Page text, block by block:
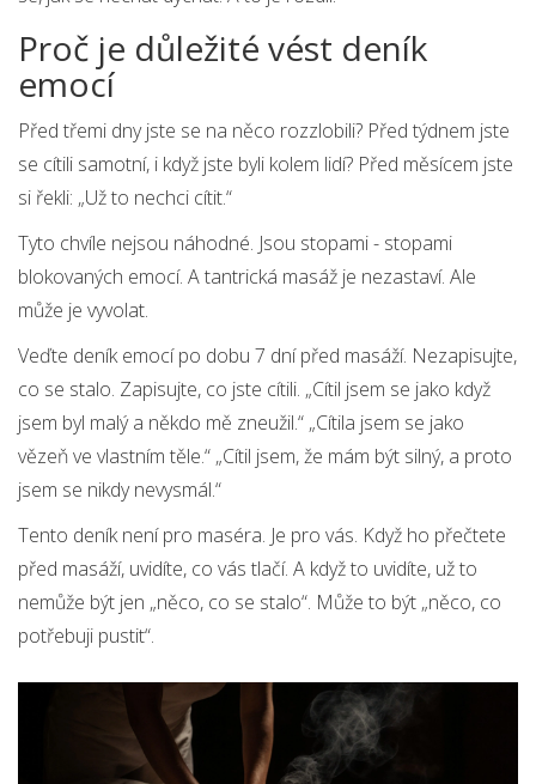
Proč je důležité vést deník
emocí
Před třemi dny jste se na něco rozzlobili? Před týdnem jste
se cítili samotní, i když jste byli kolem lidí? Před měsícem jste
si řekli: „Už to nechci cítit.“
Tyto chvíle nejsou náhodné. Jsou stopami - stopami
blokovaných emocí. A tantrická masáž je nezastaví. Ale
může je vyvolat.
Veďte deník emocí po dobu 7 dní před masáží. Nezapisujte,
co se stalo. Zapisujte, co jste cítili. „Cítil jsem se jako když
jsem byl malý a někdo mě zneužil.“ „Cítila jsem se jako
vězeň ve vlastním těle.“ „Cítil jsem, že mám být silný, a proto
jsem se nikdy nevysmál.“
Tento deník není pro maséra. Je pro vás. Když ho přečtete
před masáží, uvidíte, co vás tlačí. A když to uvidíte, už to
nemůže být jen „něco, co se stalo“. Může to být „něco, co
potřebuji pustit“.